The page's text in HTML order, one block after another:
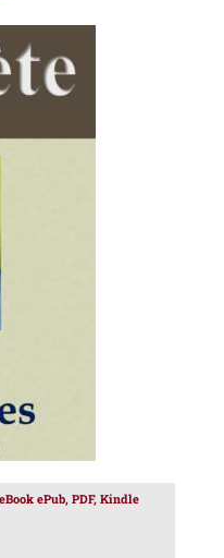
DÉTAILS
ePub, PDF, Kindle